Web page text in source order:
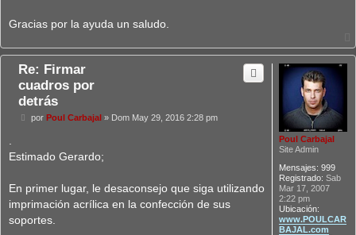
Gracias por la ayuda un saludo.
Poul Carbajal
Site Admin
Mensajes: 999
Registrado: Sab
Mar 17, 2007
2:22 pm
Ubicación:
www.POULCAR
BAJAL.com
Re: Firmar
cuadros por
detrás
M
a
por Poul Carbajal » Dom May 29, 2016 2:28 pm
Estimado Gerardo;
En primer lugar, le desaconsejo que siga utilizando
imprimación acrílica en la confección de sus
soportes.